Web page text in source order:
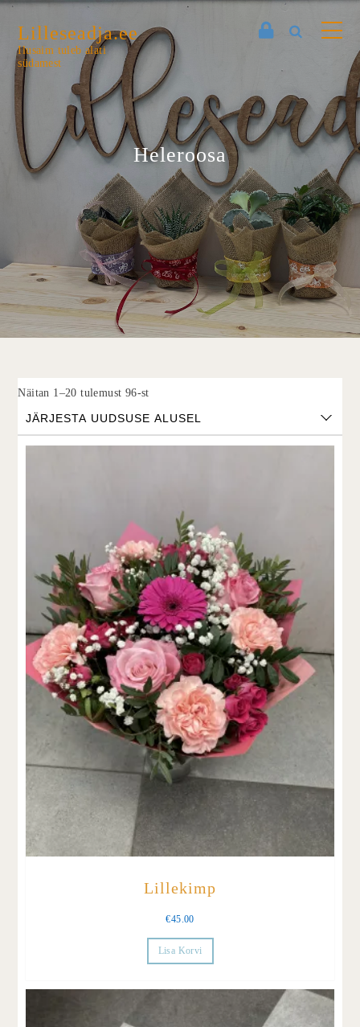
Lilleseadja.ee
Ilusaim tuleb alati
südamest
Heleroosa
Näitan 1–20 tulemust 96-stSorted by latest
Lillekimp
€45.00
Lisa Korvi